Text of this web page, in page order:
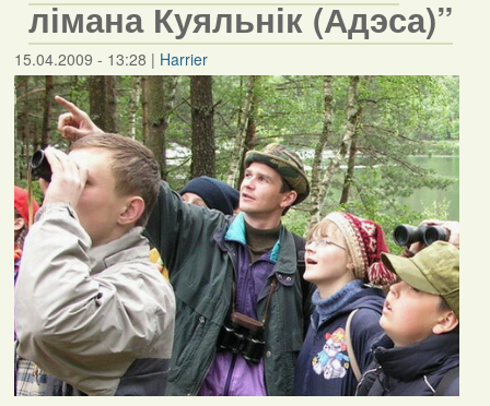
лімана Куяльнік (Адэса)”
15.04.2009 - 13:28 | Harrier